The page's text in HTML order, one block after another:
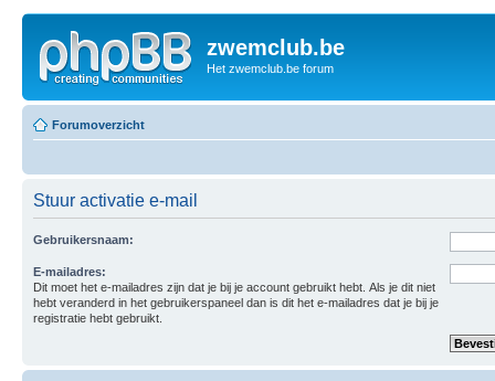
zwemclub.be
Het zwemclub.be forum
Forumoverzicht
Stuur activatie e-mail
Gebruikersnaam:
E-mailadres:
Dit moet het e-mailadres zijn dat je bij je account gebruikt hebt. Als je dit niet
hebt veranderd in het gebruikerspaneel dan is dit het e-mailadres dat je bij je
registratie hebt gebruikt.